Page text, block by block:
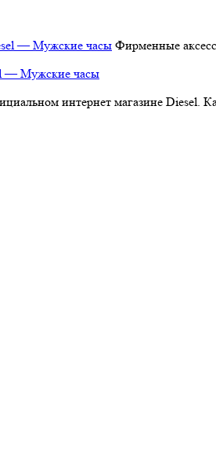
Фирменные
— Мужские часы
интернет магазине Diesel.